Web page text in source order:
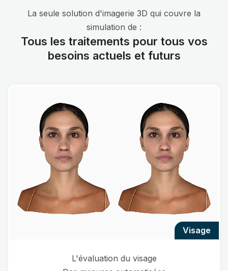
La seule solution d'imagerie 3D qui couvre la
simulation de :
Tous les traitements pour tous vos
besoins actuels et futurs
visage
L'évaluation du visage